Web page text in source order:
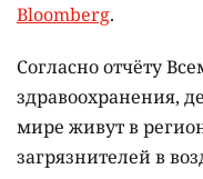
Bloomberg.
Согласно отчёту
здравоохранения,
мире живут в
загрязнителей в